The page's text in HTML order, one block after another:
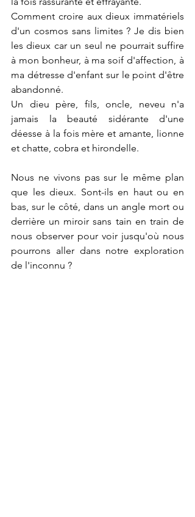
Comment croire aux dieux immatériels
d'un cosmos sans limites ? Je dis bien
les dieux car un seul ne pourrait suffire
à mon bonheur, à ma soif d'affection, à
ma détresse d'enfant sur le point d'être
abandonné.
Un dieu père, fils, oncle, neveu n'a
jamais la beauté sidérante d'une
déesse à la fois mère et amante, lionne
et chatte, cobra et hirondelle.
Nous ne vivons pas sur le même plan
que les dieux. Sont-ils en haut ou en
bas, sur le côté, dans un angle mort ou
derrière un miroir sans tain en train de
nous observer pour voir jusqu'où nous
pourrons aller dans notre exploration
de l'inconnu ?